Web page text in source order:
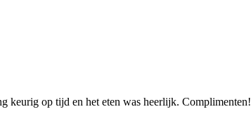
keurig op tijd en het eten was heerlijk. Complimenten!